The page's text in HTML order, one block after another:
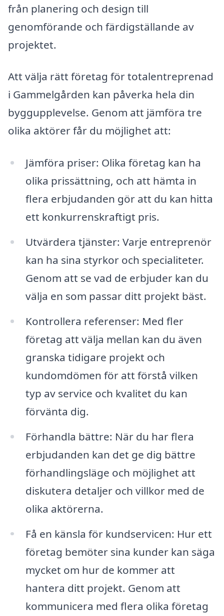
från planering och design till
genomförande och färdigställande av
projektet.
Att välja rätt företag för totalentreprenad
i Gammelgården kan påverka hela din
byggupplevelse. Genom att jämföra tre
olika aktörer får du möjlighet att:
Jämföra priser: Olika företag kan ha
olika prissättning, och att hämta in
flera erbjudanden gör att du kan hitta
ett konkurrenskraftigt pris.
Utvärdera tjänster: Varje entreprenör
kan ha sina styrkor och specialiteter.
Genom att se vad de erbjuder kan du
välja en som passar ditt projekt bäst.
Kontrollera referenser: Med fler
företag att välja mellan kan du även
granska tidigare projekt och
kundomdömen för att förstå vilken
typ av service och kvalitet du kan
förvänta dig.
Förhandla bättre: När du har flera
erbjudanden kan det ge dig bättre
förhandlingsläge och möjlighet att
diskutera detaljer och villkor med de
olika aktörerna.
Få en känsla för kundservicen: Hur ett
företag bemöter sina kunder kan säga
mycket om hur de kommer att
hantera ditt projekt. Genom att
kommunicera med flera olika företag